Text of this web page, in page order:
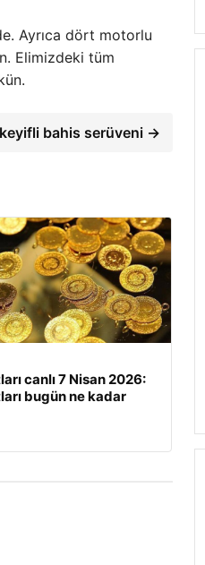
Ayrıca dört motorlu
Elimizdeki tüm
bahis serüveni →
canlı 7 Nisan 2026:
bugün ne kadar